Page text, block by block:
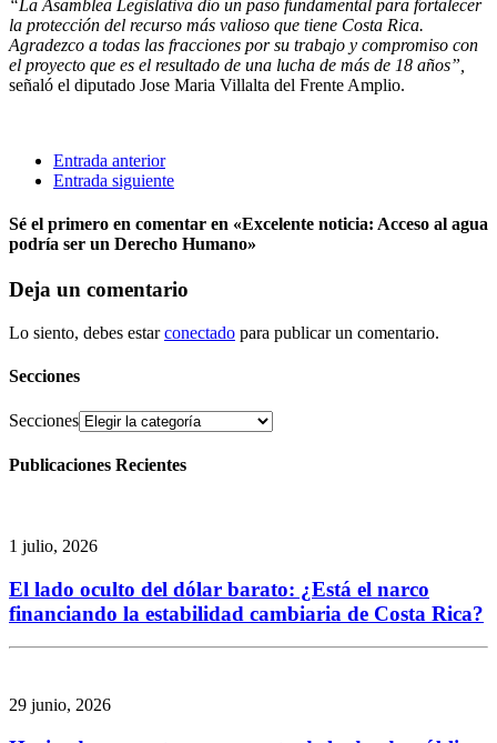
“La Asamblea Legislativa dio un paso fundamental para fortalecer
la protección del recurso más valioso que tiene Costa Rica.
Agradezco a todas las fracciones por su trabajo y compromiso con
el proyecto que es el resultado de una lucha de más de 18 años”,
señaló el diputado Jose Maria Villalta del Frente Amplio.
Entrada anterior
Entrada siguiente
Sé el primero en comentar en «Excelente noticia: Acceso al agua
podría ser un Derecho Humano»
Deja un comentario
Lo siento, debes estarconectado para publicar un comentario.
Secciones
Secciones
Publicaciones Recientes
1 julio, 2026
El lado oculto del dólar barato: ¿Está el narco
financiando la estabilidad cambiaria de Costa Rica?
29 junio, 2026